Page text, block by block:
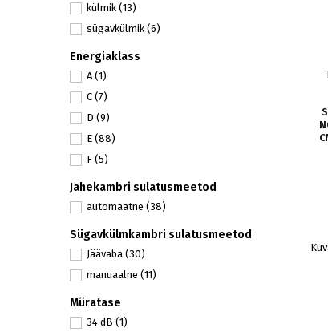
külmik (13)
sügavkülmik (6)
Energiaklass
A(1)
C (7)
D (9)
E (88)
F (5)
Jahekambri sulatusmeetod
automaatne (38)
Sügavkülmkambri sulatusmeetod
Jäävaba (30)
manuaalne (11)
Müratase
34 dB (1)